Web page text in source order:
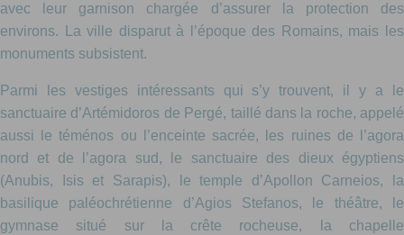
avec leur garnison chargée d’assurer la protection des
environs. La ville disparut à l’époque des Romains, mais les
monuments subsistent.
Parmi les vestiges intéressants qui s’y trouvent, il y a le
sanctuaire d’Artémidoros de Pergé, taillé dans la roche, appelé
aussi le téménos ou l’enceinte sacrée, les ruines de l’agora
nord et de l’agora sud, le sanctuaire des dieux égyptiens
(Anubis, Isis et Sarapis), le temple d’Apollon Carneios, la
basilique paléochrétienne d’Agios Stefanos, le théâtre, le
gymnase situé sur la crête rocheuse, la chapelle